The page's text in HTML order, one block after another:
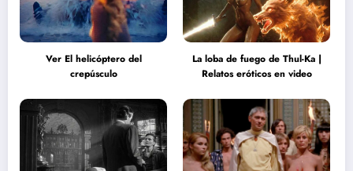
Ver El helicóptero del
crepúsculo
La loba de fuego de Thul-Ka |
Relatos eróticos en video